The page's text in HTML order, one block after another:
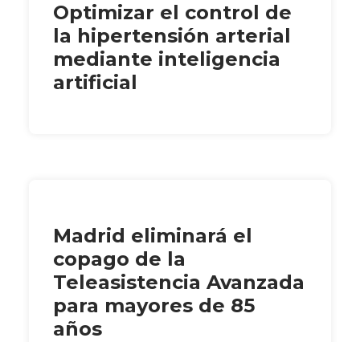
Optimizar el control de
la hipertensión arterial
mediante inteligencia
artificial
Madrid eliminará el
copago de la
Teleasistencia Avanzada
para mayores de 85
años